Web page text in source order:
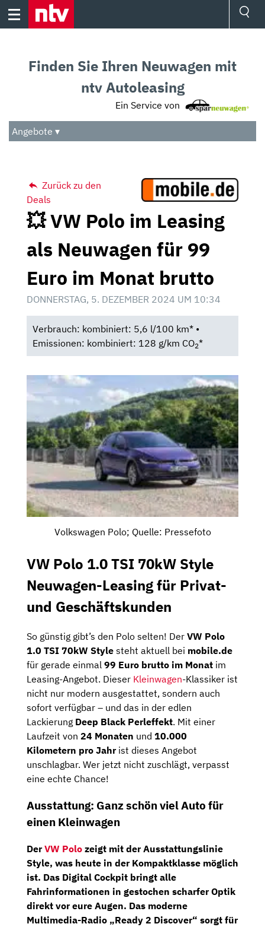
Skip
Audio
Das Beste
Finden Sie Ihren Neuwagen mit
ntv Autoleasing
Ein Service von
Angebote ▾
Zurück zu den
Deals
💥 VW Polo im Leasing
als Neuwagen für 99
Euro im Monat brutto
DONNERSTAG, 5. DEZEMBER 2024 UM 10:34
Verbrauch: kombiniert: 5,6 l/100 km* •
Emissionen: kombiniert: 128 g/km CO2*
Volkswagen Polo; Quelle: Pressefoto
VW Polo 1.0 TSI 70kW Style
Neuwagen-Leasing für Privat-
und Geschäftskunden
So günstig gibt’s den Polo selten! Der VW Polo
1.0 TSI 70kW Style steht aktuell bei mobile.de
für gerade einmal 99 Euro brutto im Monat im
Leasing-Angebot. Dieser Kleinwagen-Klassiker ist
nicht nur modern ausgestattet, sondern auch
sofort verfügbar – und das in der edlen
Lackierung Deep Black Perleffekt. Mit einer
Laufzeit von 24 Monaten und 10.000
Kilometern pro Jahrist dieses Angebot
unschlagbar. Wer jetzt nicht zuschlägt, verpasst
eine echte Chance!
Ausstattung: Ganz schön viel Auto für
einen Kleinwagen
DerVW Polo zeigt mit der Ausstattungslinie
Style, was heute in der Kompaktklasse möglich
ist. Das Digital Cockpit bringt alle
Fahrinformationen in gestochen scharfer Optik
direkt vor eure Augen. Das moderne
Multimedia-Radio „Ready 2 Discover“ sorgt für